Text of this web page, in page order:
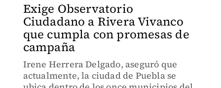
Exige Observatorio
Ciudadano a Rivera Vivanco
que cumpla con promesas de
campaña
Irene Herrera Delgado, aseguró que
actualmente, la ciudad de Puebla se